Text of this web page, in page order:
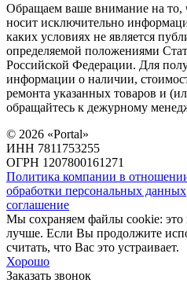
Обращаем ваше внимание на то,
носит исключительно
каких условиях не является
определяемой положениями
Российской Федерации. Для
информации о наличии,
ремонта указанных товаров и
обращайтесь к дежурному
© 2026 «Portal»
ИНН 7811753255
ОГРН 1207800161271
Политика компании в
обработки персональных данных
соглашение
Мы сохраняем файлы cookie: это
лучше. Если Вы продолжите
считать, что Вас это устраивает.
Хорошо
Заказать звонок